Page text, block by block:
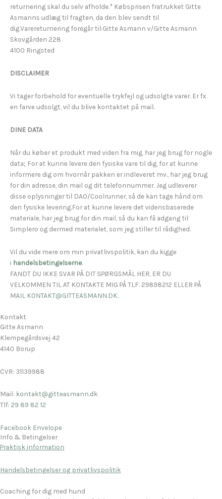
returnering skal du selv afholde.* Købsprisen fratrukket Gitte
Asmanns udlæg til fragten, da den blev sendt til
dig.Varereturnering foregår til:Gitte Asmann v/Gitte Asmann
Skovgården 228
4100 Ringsted
DISCLAIMER
Vi tager forbehold for eventuelle trykfejl og udsolgte varer. Er fx
en farve udsolgt, vil du blive kontaktet på mail.
DINE DATA
Når du køber et produkt med viden fra mig, har jeg brug for nogle
data; For at kunne levere den fysiske vare til dig, for at kunne
informere dig om hvornår pakken er indleveret mv., har jeg brug
for din adresse, din mail og dit telefonnummer. Jeg udleverer
disse oplysninger til DAO/Coolrunner, så de kan tage hånd om
den fysiske levering.For at kunne levere det vidensbaserede
materiale, har jeg brug for din mail, så du kan få adgang til
Simplero og dermed materialet, som jeg stiller til rådighed.
Vil du vide mere om min privatlivspolitik, kan du kigge
i handelsbetingelserne.
FANDT DU IKKE SVAR PÅ DIT SPØRGSMÅL HER, ER DU
VELKOMMEN TIL AT KONTAKTE MIG PÅ TLF. 29898212 ELLER PÅ
MAIL KONTAKT@GITTEASMANN.DK.
Kontakt
Gitte Asmann
Klempegårdsvej 42
4140 Borup
CVR: 31139988
Mail: kontakt@gitteasmann.dk
Tlf: 29 89 82 12
Facebook Envelope
Info & Betingelser
Praktisk information
Handelsbetingelser og privatlivspolitik
Coaching for dig med hund